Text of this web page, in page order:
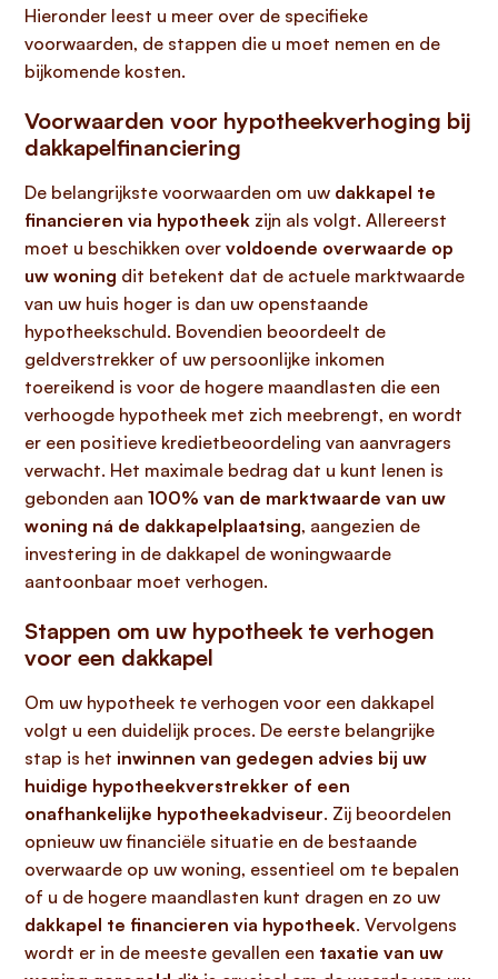
Hieronder leest u meer over de specifieke
voorwaarden, de stappen die u moet nemen en de
bijkomende kosten.
Voorwaarden voor hypotheekverhoging bij
dakkapelfinanciering
De belangrijkste voorwaarden om uw dakkapel te
financieren via hypotheek zijn als volgt. Allereerst
moet u beschikken over voldoende overwaarde op
uw woning dit betekent dat de actuele marktwaarde
van uw huis hoger is dan uw openstaande
hypotheekschuld. Bovendien beoordeelt de
geldverstrekker of uw persoonlijke inkomen
toereikend is voor de hogere maandlasten die een
verhoogde hypotheek met zich meebrengt, en wordt
er een positieve kredietbeoordeling van aanvragers
verwacht. Het maximale bedrag dat u kunt lenen is
gebonden aan 100% van de marktwaarde van uw
woning ná de dakkapelplaatsing, aangezien de
investering in de dakkapel de woningwaarde
aantoonbaar moet verhogen.
Stappen om uw hypotheek te verhogen
voor een dakkapel
Om uw hypotheek te verhogen voor een dakkapel
volgt u een duidelijk proces. De eerste belangrijke
stap is het inwinnen van gedegen advies bij uw
huidige hypotheekverstrekker of een
onafhankelijke hypotheekadviseur. Zij beoordelen
opnieuw uw financiële situatie en de bestaande
overwaarde op uw woning, essentieel om te bepalen
of u de hogere maandlasten kunt dragen en zo uw
dakkapel te financieren via hypotheek. Vervolgens
wordt er in de meeste gevallen een taxatie van uw